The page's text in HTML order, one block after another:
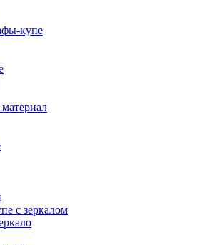
купе
с зеркалом